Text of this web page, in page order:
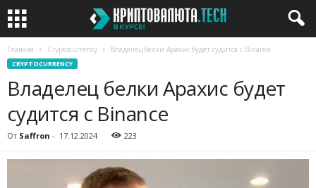
Главная Cryptocurrency Владелец белки Арахис будет судится с Binance
CRYPTOCURRENCY
Владелец белки Арахис будет
судится с Binance
От Saffron - 17.12.2024 223